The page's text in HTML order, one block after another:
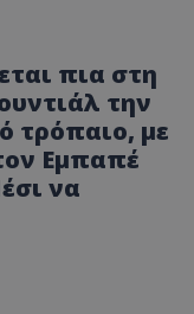
πια στη
την
τρόπαιο, με
Εμπαπέ
να